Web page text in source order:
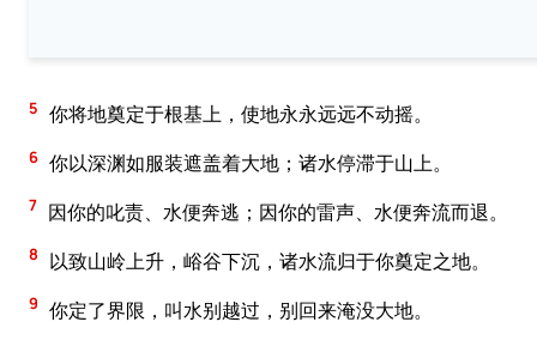
5 你将地奠定于根基上，使地永永远远不动摇。
6 你以深渊如服装遮盖着大地；诸水停滞于山上。
7 因你的叱责、水便奔逃；因你的雷声、水便奔流而退。
8 以致山岭上升，峪谷下沉，诸水流归于你奠定之地。
9 你定了界限，叫水别越过，别回来淹没大地。